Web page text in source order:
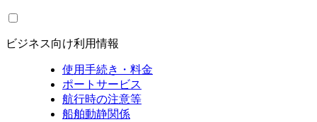
ビジネス向け利用情報
使用手続き・料金
ポートサービス
航行時の注意等
船舶動静関係